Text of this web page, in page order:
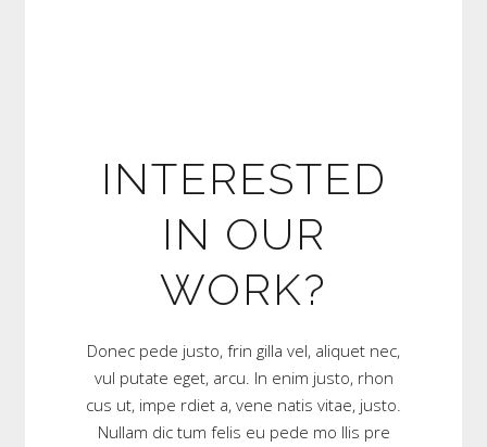
INTERESTED
IN OUR
WORK?
Donec pede justo, frin gilla vel, aliquet nec,
vul putate eget, arcu. In enim justo, rhon
cus ut, impe rdiet a, vene natis vitae, justo.
Nullam dic tum felis eu pede mo llis pre